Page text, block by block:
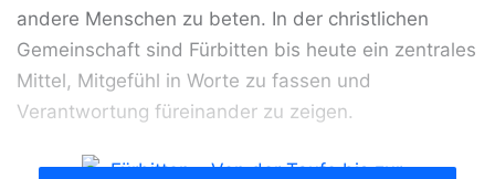
andere Menschen zu beten. In der christlichen
Gemeinschaft sind Fürbitten bis heute ein zentrales
Mittel, Mitgefühl in Worte zu fassen und
Verantwortung füreinander zu zeigen.